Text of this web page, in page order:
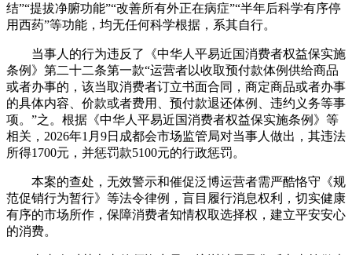
结”“提拔净腑功能”“改善所有外正在病症”“半年后科学有序停
用西药”等功能，均无任何科学根据，系其自行。
当事人的行为违反了《中华人平易近国消费者权益保实施
条例》第二十二条第一款“运营者以收取预付款体例供给商品
或者办事的，该当取消费者订立书面合同，商定商品或者办事
的具体内容、价款或者费用、预付款退还体例、违约义务等事
项。”之。根据《中华人平易近国消费者权益保实施条例》等
相关，2026年1月9日成都会市场监管局对当事人做出，其违法
所得1700元，并惩罚款5100元的行政惩罚。
本案的查处，无效警示和催促泛博运营者需严酷恪守《规
范促销行为暂行》等法令律例，盲目履行消息权利，切实健康
有序的市场所作，保障消费者知情权取选择权，建立平安安心
的消费。